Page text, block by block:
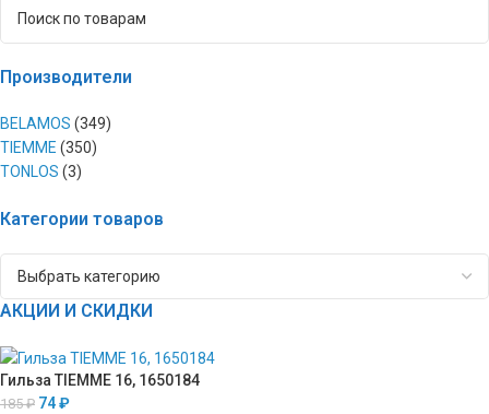
Производители
BELAMOS (349)
TIEMME (350)
TONLOS (3)
Категории товаров
АКЦИИ И СКИДКИ
Гильза TIEMME 16, 1650184
185₽ 74₽